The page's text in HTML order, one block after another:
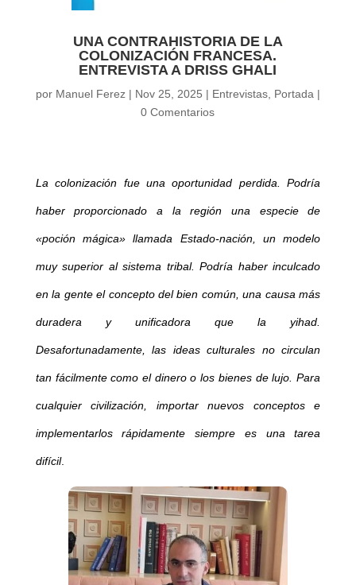
UNA CONTRAHISTORIA DE LA
COLONIZACIÓN FRANCESA.
ENTREVISTA A DRISS GHALI
por Manuel Ferez| Nov 25, 2025 | Entrevistas, Portada|
0 Comentarios
La colonización fue una oportunidad perdida. Podría
haber proporcionado a la región una especie de
«poción mágica» llamada Estado-nación, un modelo
muy superior al sistema tribal. Podría haber inculcado
en la gente el concepto del bien común, una causa más
duradera y unificadora que la yihad.
Desafortunadamente, las ideas culturales no circulan
tan fácilmente como el dinero o los bienes de lujo. Para
cualquier civilización, importar nuevos conceptos e
implementarlos rápidamente siempre es una tarea
difícil.